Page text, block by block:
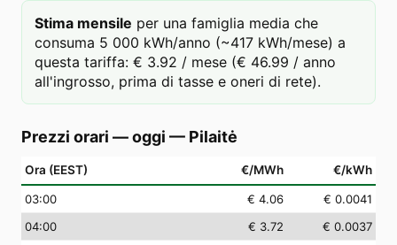
Stima mensile per una famiglia media che
consuma 5 000 kWh/anno (~417 kWh/mese) a
questa tariffa: € 3.92 / mese (€ 46.99 / anno
all'ingrosso, prima di tasse e oneri di rete).
Prezzi orari — oggi — Pilaitė
Ora (EEST) €/MWh €/kWh
03:00 € 4.06
€ 0.0041
04:00 € 3.72
€ 0.0037